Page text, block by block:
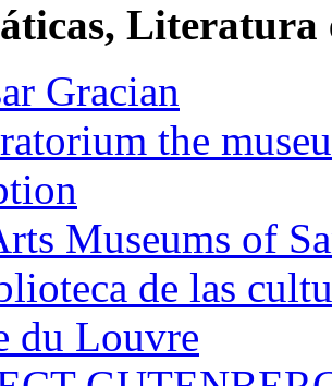
Literatura
Gracian
the
Museums of
de las
du Louvre